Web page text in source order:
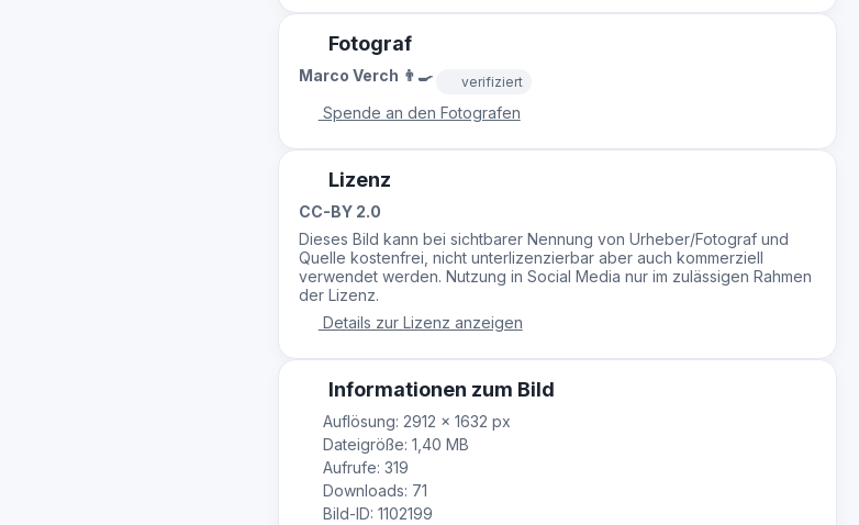
Fotograf
Marco Verch 👨‍🍳 verifiziert
Spende an den Fotografen
Lizenz
CC-BY 2.0
Dieses Bild kann bei sichtbarer Nennung von Urheber/Fotograf und
Quelle kostenfrei, nicht unterlizenzierbar aber auch kommerziell
verwendet werden. Nutzung in Social Media nur im zulässigen Rahmen
der Lizenz.
Details zur Lizenz anzeigen
Informationen zum Bild
Auflösung: 2912 × 1632 px
Dateigröße: 1,40 MB
Aufrufe: 319
Downloads: 71
Bild-ID: 1102199